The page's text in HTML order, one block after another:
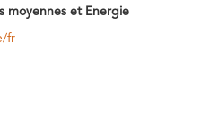
moyennes et Energie
fr